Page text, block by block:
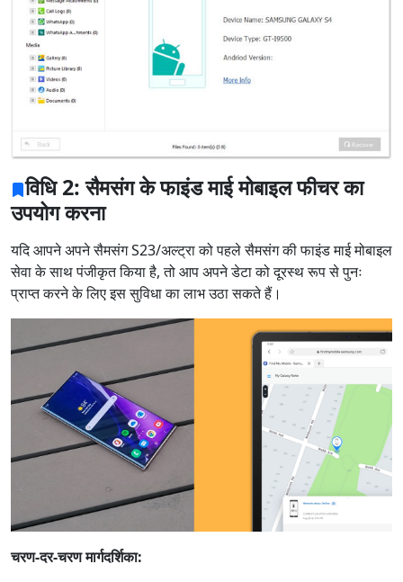
विधि 2: सैमसंग के फाइंड माई मोबाइल फीचर का
उपयोग करना
यदि आपने अपने सैमसंग S23/अल्ट्रा को पहले सैमसंग की फाइंड माई मोबाइल
सेवा के साथ पंजीकृत किया है, तो आप अपने डेटा को दूरस्थ रूप से पुनः
प्राप्त करने के लिए इस सुविधा का लाभ उठा सकते हैं।
चरण-दर-चरण मार्गदर्शिका: